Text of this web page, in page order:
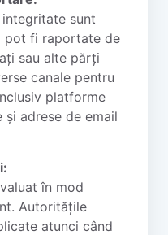
sunt
pot fi raportate de
sau alte părți
canale pentru
platforme
adrese de email
în mod
Autoritățile
atunci când